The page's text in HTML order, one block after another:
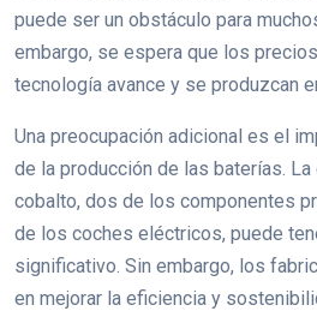
puede ser un obstáculo para
embargo, se espera que los
tecnología avance y se produzcan
Una preocupación adicional es el
de la producción de las baterías.
cobalto, dos de los componentes
de los coches eléctricos, puede
significativo. Sin embargo, los
en mejorar la eficiencia y